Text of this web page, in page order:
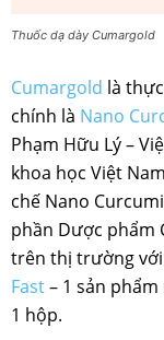
Thuốc dạ dày Cumargold
Cumargold là
chính là Nano
Phạm Hữu Lý –
khoa học Việt
chế Nano
phần Dược phẩm
trên thị trường với
Fast– 1 sản
1 hộp.